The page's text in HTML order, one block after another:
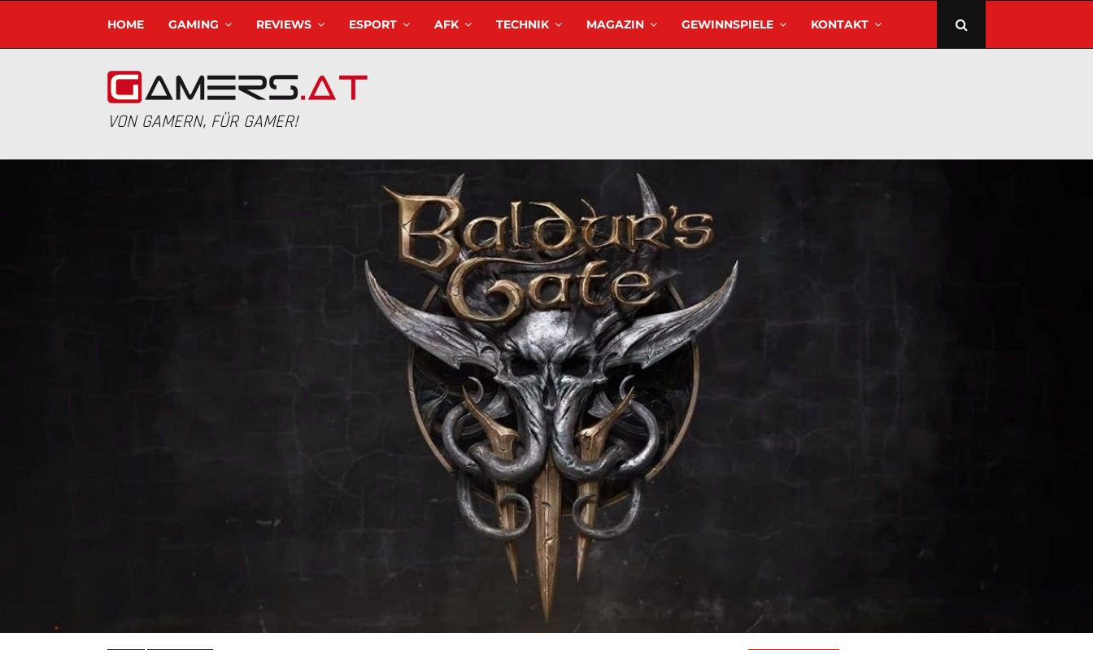
HOME GAMING REVIEWS ESPORT AFK TECHNIK MAGAZIN GEWINNSPIELE KONTAKT
VON GAMERN, FÜR GAMER!